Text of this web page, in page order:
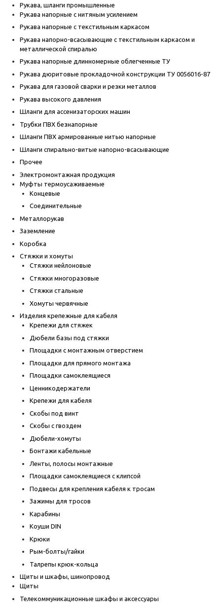
Рукава, шланги промышленные
Рукава напорные с нитяным усилением
Рукава напорные с текстильным каркасом
Рукава напорно-всасывающие с текстильным каркасом и
металлической спиралью
Рукава напорные длинномерные облегченные ТУ
Рукава дюритовые прокладочной конструкции ТУ 0056016-87
Рукава для газовой сварки и резки металлов
Рукава высокого давления
Шланги для ассенизаторских машин
Трубки ПВХ безнапорные
Шланги ПВХ армированные нитью напорные
Шланги спирально-витые напорно-всасывающие
Прочее
Электромонтажная продукция
Муфты термоусаживаемые
Концевые
Соединительные
Металлорукав
Заземление
Коробка
Стяжки и хомуты
Стяжки нейлоновые
Стяжки многоразовые
Стяжки стальные
Хомуты червячные
Изделия крепежные для кабеля
Крепежи для стяжек
Дюбели базы под стяжки
Площадки с монтажным отверстием
Площадки для прямого монтажа
Площадки самоклеящиеся
Ценникодержатели
Крепежи для кабеля
Скобы под винт
Скобы с гвоздем
Дюбели-хомуты
Бонтажи кабельные
Ленты, полосы монтажные
Площадки самоклеящиеся с клипсой
Подвесы для крепления кабеля к тросам
Зажимы для тросов
Карабины
Коуши DIN
Крюки
Рым-болты/гайки
Талрепы крюк-кольца
Щиты и шкафы, шинопровод
Щиты
Телекоммуникационные шкафы и аксессуары